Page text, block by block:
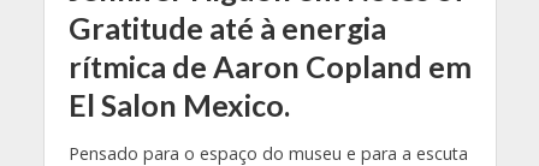
Gratitude até à energia
rítmica de Aaron Copland em
El Salon Mexico.
Pensado para o espaço do museu e para a escuta